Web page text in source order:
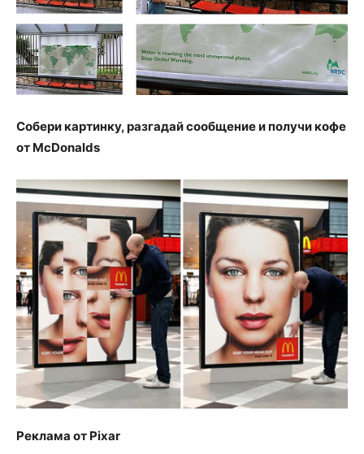
Собери картинку, разгадай сообщение и получи кофе
от McDonalds
Реклама от Pixar